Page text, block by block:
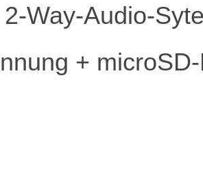
Way-Audio-
+